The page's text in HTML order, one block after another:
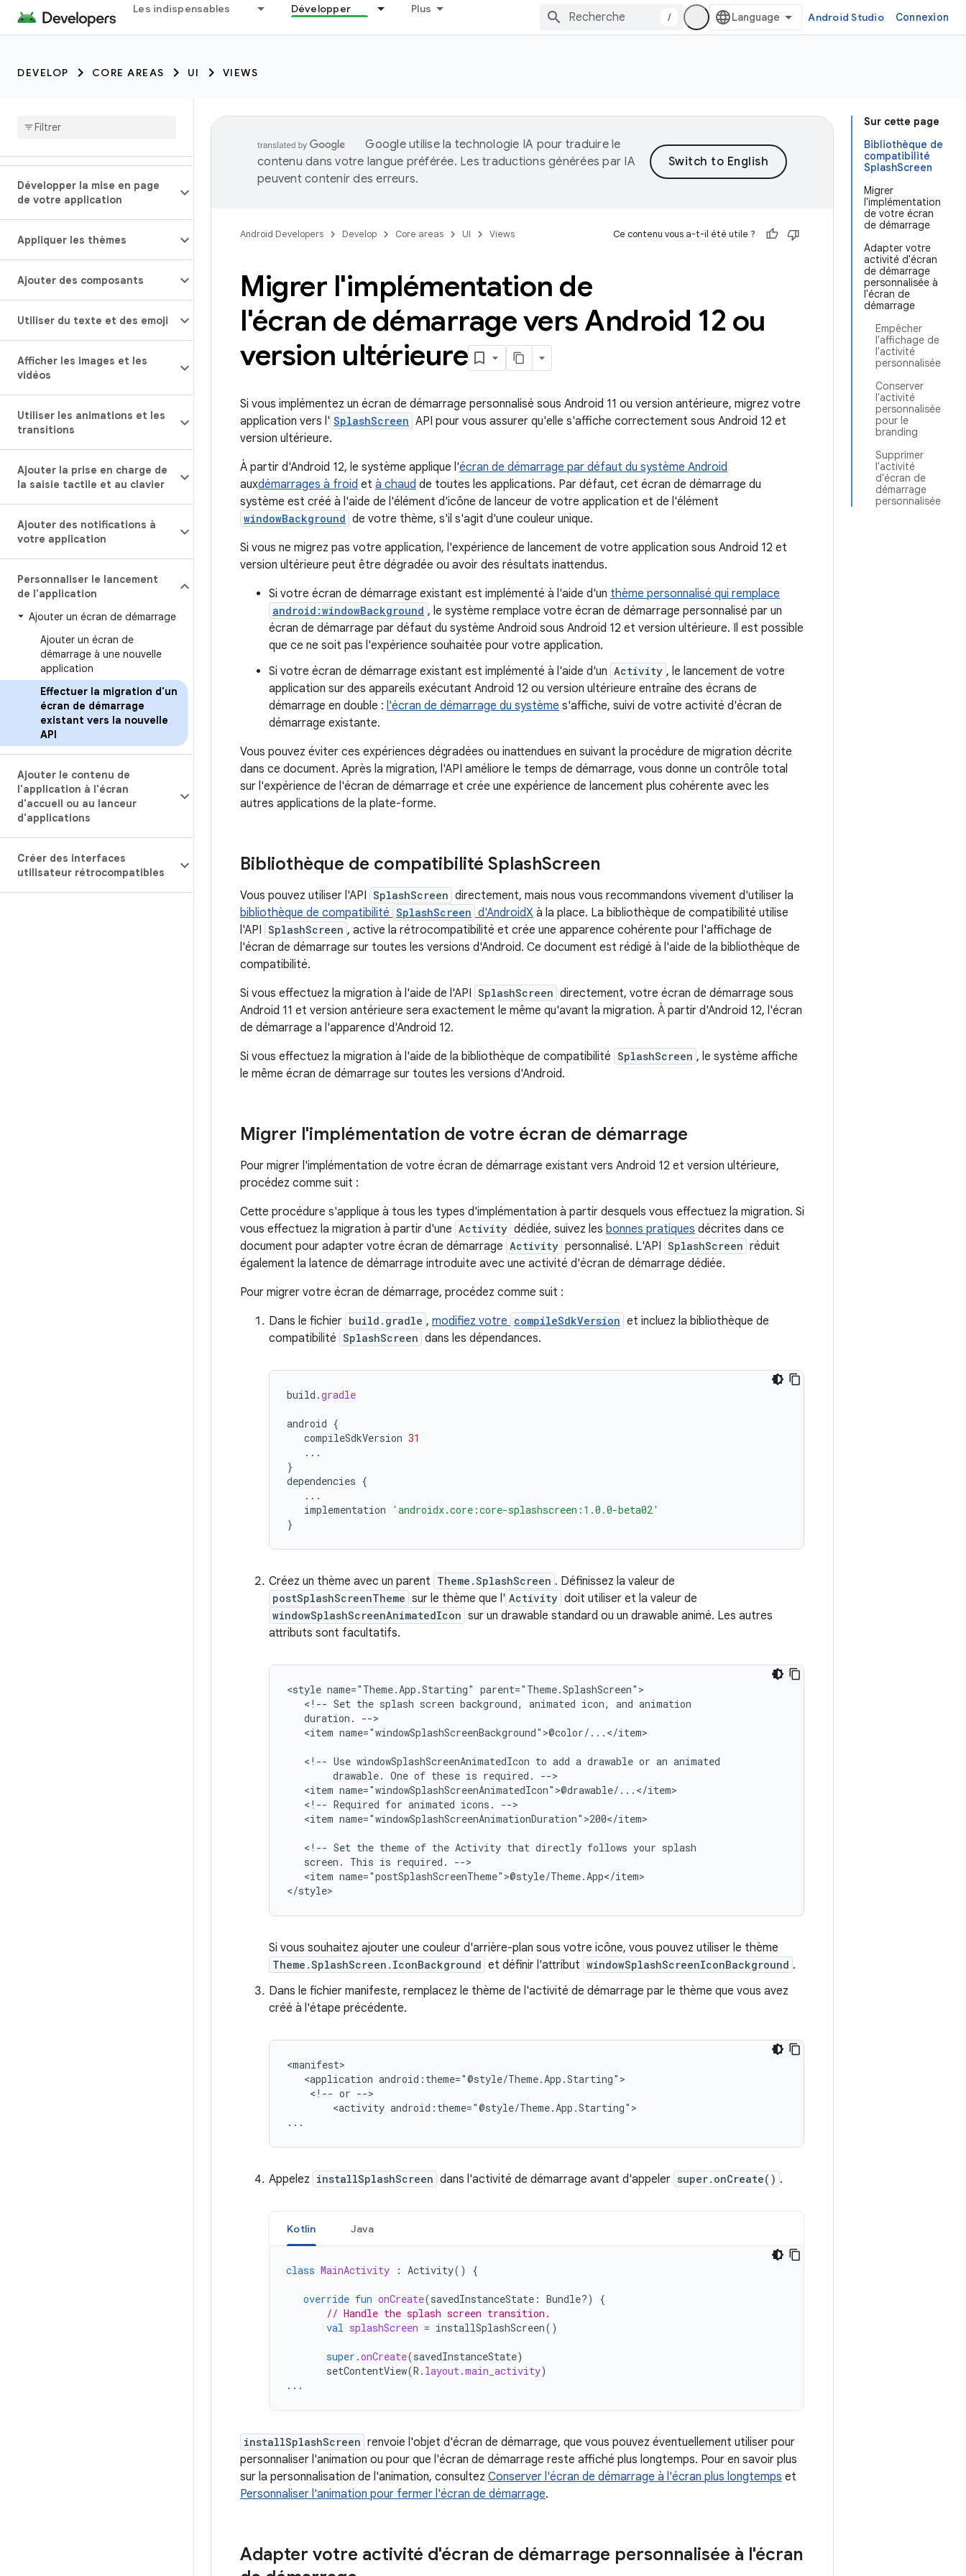
Les indispensables Développer Plus
/ Android Studio Connexion
DEVELOP CORE AREAS UI VIEWS
Développer la mise en page
de votre application
Appliquer les thèmes
Ajouter des composants
Utiliser du texte et des emoji
Afficher les images et les
vidéos
Utiliser les animations et les
transitions
Ajouter la prise en charge de
la saisie tactile et au clavier
Ajouter des notifications à
votre application
Personnaliser le lancement
de l'application
Ajouter un écran de démarrage
Ajouter un écran de
démarrage à une nouvelle
application
Effectuer la migration d'un
écran de démarrage
existant vers la nouvelle
API
Ajouter le contenu de
l'application à l'écran
d'accueil ou au lanceur
d'applications
Créer des interfaces
utilisateur rétrocompatibles
Sur cette page
Bibliothèque de
compatibilité
SplashScreen
Migrer
l'implémentation
de votre écran
de démarrage
Adapter votre
activité d'écran
de démarrage
personnalisée à
l'écran de
démarrage
Empêcher
l'affichage de
l'activité
personnalisée
Conserver
l'activité
personnalisée
pour le
branding
Supprimer
l'activité
d'écran de
démarrage
personnalisée
Google utilise la technologie IA pour traduire le
contenu dans votre langue préférée. Les traductions générées par IA
peuvent contenir des erreurs.
Android Developers Develop Core areas UI Views Ce contenu vous a-t-il été utile ?
Migrer l'implémentation de
l'écran de démarrage vers Android 12 ou
version ultérieure
Si vous implémentez un écran de démarrage personnalisé sous Android 11 ou version antérieure, migrez votre
application vers l' SplashScreen API pour vous assurer qu'elle s'affiche correctement sous Android 12 et
version ultérieure.
À partir d'Android 12, le système applique l'écran de démarrage par défaut du système Android
auxdémarrages à froid et à chaud de toutes les applications. Par défaut, cet écran de démarrage du
système est créé à l'aide de l'élément d'icône de lanceur de votre application et de l'élément
windowBackground de votre thème, s'il s'agit d'une couleur unique.
Si vous ne migrez pas votre application, l'expérience de lancement de votre application sous Android 12 et
version ultérieure peut être dégradée ou avoir des résultats inattendus.
Si votre écran de démarrage existant est implémenté à l'aide d'un thème personnalisé qui remplace
android:windowBackground , le système remplace votre écran de démarrage personnalisé par un
écran de démarrage par défaut du système Android sous Android 12 et version ultérieure. Il est possible
que ce ne soit pas l'expérience souhaitée pour votre application.
Si votre écran de démarrage existant est implémenté à l'aide d'un Activity , le lancement de votre
application sur des appareils exécutant Android 12 ou version ultérieure entraîne des écrans de
démarrage en double : l'écran de démarrage du système s'affiche, suivi de votre activité d'écran de
démarrage existante.
Vous pouvez éviter ces expériences dégradées ou inattendues en suivant la procédure de migration décrite
dans ce document. Après la migration, l'API améliore le temps de démarrage, vous donne un contrôle total
sur l'expérience de l'écran de démarrage et crée une expérience de lancement plus cohérente avec les
autres applications de la plate-forme.
Bibliothèque de compatibilité SplashScreen
Vous pouvez utiliser l'API SplashScreen directement, mais nous vous recommandons vivement d'utiliser la
bibliothèque de compatibilité SplashScreen d'AndroidX à la place. La bibliothèque de compatibilité utilise
l'API SplashScreen , active la rétrocompatibilité et crée une apparence cohérente pour l'affichage de
l'écran de démarrage sur toutes les versions d'Android. Ce document est rédigé à l'aide de la bibliothèque de
compatibilité.
Si vous effectuez la migration à l'aide de l'API SplashScreen directement, votre écran de démarrage sous
Android 11 et version antérieure sera exactement le même qu'avant la migration. À partir d'Android 12, l'écran
de démarrage a l'apparence d'Android 12.
Si vous effectuez la migration à l'aide de la bibliothèque de compatibilité SplashScreen , le système affiche
le même écran de démarrage sur toutes les versions d'Android.
Migrer l'implémentation de votre écran de démarrage
Pour migrer l'implémentation de votre écran de démarrage existant vers Android 12 et version ultérieure,
procédez comme suit :
Cette procédure s'applique à tous les types d'implémentation à partir desquels vous effectuez la migration. Si
vous effectuez la migration à partir d'une Activity dédiée, suivez les bonnes pratiques décrites dans ce
document pour adapter votre écran de démarrage Activity personnalisé. L'API SplashScreen réduit
également la latence de démarrage introduite avec une activité d'écran de démarrage dédiée.
Pour migrer votre écran de démarrage, procédez comme suit :
Dans le fichier build.gradle , modifiez votre compileSdkVersion et incluez la bibliothèque de
compatibilité SplashScreen dans les dépendances.
build .gradle
android {
compileSdkVersion 31
...
}
dependencies {
...
implementation
'androidx.core:core-splashscreen:1.0.0-beta02'
}
Créez un thème avec un parent Theme.SplashScreen . Définissez la valeur de
postSplashScreenTheme sur le thème que l' Activity doit utiliser et la valeur de
windowSplashScreenAnimatedIcon sur un drawable standard ou un drawable animé. Les autres
attributs sont facultatifs.
<style name="Theme.App.Starting"
<!-- Set the splash screen background, animated icon, and
duration.
<item name="windowSplashScreenBackground">@color/...</item>
<!-- Use windowSplashScreenAnimatedIcon to add a drawable or an
drawable. One of these is required.
<item
<!-- Required for animated icons.
<item name="windowSplashScreenAnimationDuration">200</item>
<!-- Set the theme of the Activity that directly follows your
screen.
This is required.
<item name="postSplashScreenTheme">@style/Theme.App</item>
Si vous souhaitez ajouter une couleur d'arrière-plan sous votre icône, vous pouvez utiliser le thème
Theme.SplashScreen.IconBackground et définir l'attribut windowSplashScreenIconBackground .
Dans le fichier manifeste, remplacez le thème de l'activité de démarrage par le thème que vous avez
créé à l'étape précédente.
<application
<!-- or
<activity android:theme="@style/Theme.App.Starting">
Appelez installSplashScreen dans l'activité de démarrage avant d'appeler super.onCreate() .
Kotlin Java
class MainActivity : Activity() {
override fun onCreate(savedInstanceState : Bundle?)
{
// Handle the splash screen transition.
val splashScreen = installSplashScreen()
super .onCreate(savedInstanceState)
setContentView(R . layout.main_activity)
...
installSplashScreen renvoie l'objet d'écran de démarrage, que vous pouvez éventuellement utiliser pour
personnaliser l'animation ou pour que l'écran de démarrage reste affiché plus longtemps. Pour en savoir plus
sur la personnalisation de l'animation, consultez Conserver l'écran de démarrage à l'écran plus longtemps et
Personnaliser l'animation pour fermer l'écran de démarrage.
Adapter votre activité d'écran de démarrage personnalisée à l'écran